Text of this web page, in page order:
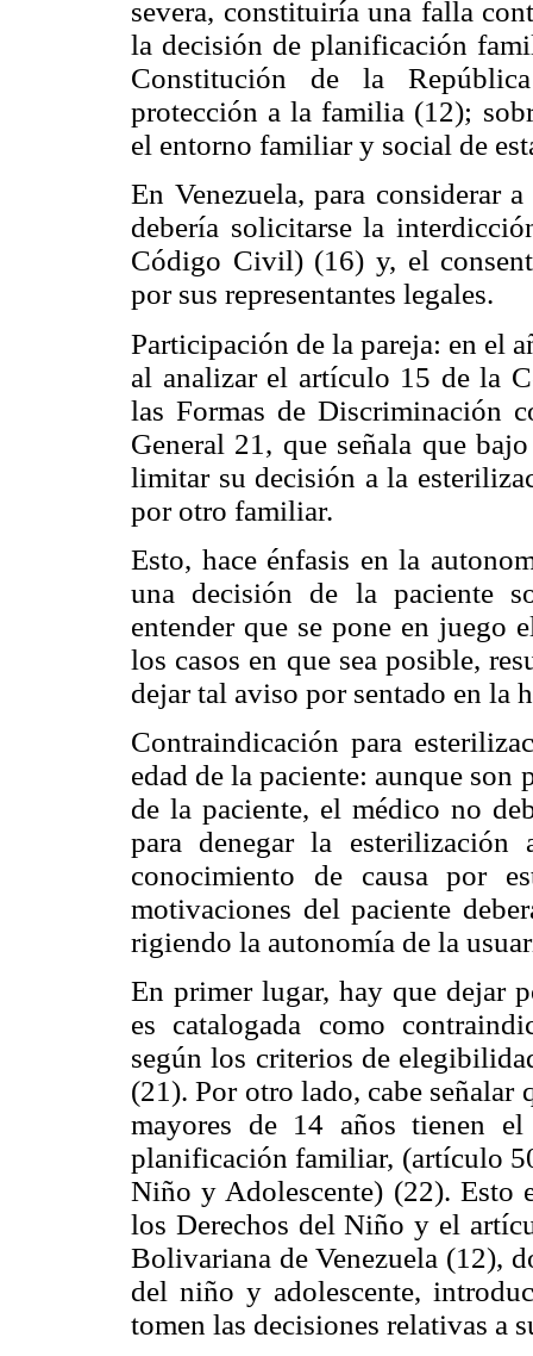
severa, constituiría una falla
la decisión de planificación
Constitución de la
protección a la familia (12);
el entorno familiar y social de
En Venezuela, para considerar
debería solicitarse la
Código Civil) (16) y, el
por sus representantes legales.
Participación de la pareja: en el
al analizar el artículo 15 de la
las Formas de Discriminación
General 21, que señala que
limitar su decisión a la
por otro familiar.
Esto, hace énfasis en la
una decisión de la paciente
entender que se pone en juego
los casos en que sea posible,
dejar tal aviso por sentado en la
Contraindicación para
edad de la paciente: aunque son
de la paciente, el médico no
para denegar la
conocimiento de causa por
motivaciones del paciente
rigiendo la autonomía de la
En primer lugar, hay que dejar
es catalogada como
según los criterios de
(21). Por otro lado, cabe señalar
mayores de 14 años tienen
planificación familiar, (artículo
Niño y Adolescente) (22). Esto
los Derechos del Niño y el
Bolivariana de Venezuela (12),
del niño y adolescente,
tomen las decisiones relativas a